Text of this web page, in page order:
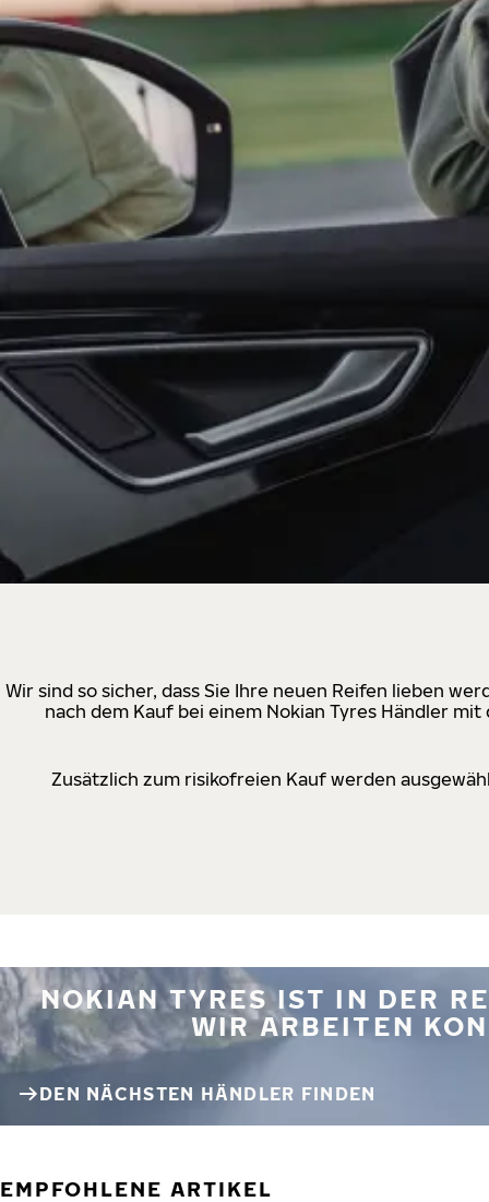
Wir sind so sicher, dass Sie Ihre neuen Reifen lieben
nach dem Kauf bei einem Nokian Tyres Händler
Zusätzlich zum risikofreien Kauf werden
NOKIAN TYRES IST IN DER
WIR ARBEITEN
DEN NÄCHSTEN HÄNDLER FINDEN
EMPFOHLENE ARTIKEL